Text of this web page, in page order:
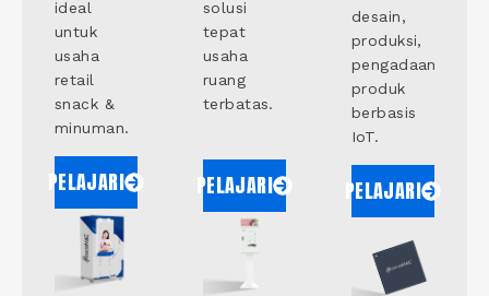
ideal
untuk
usaha
retail
snack &
minuman.
PELAJARI
solusi
tepat
usaha
ruang
terbatas.
PELAJARI
desain,
produksi,
pengadaan
produk
berbasis
IoT.
PELAJARI